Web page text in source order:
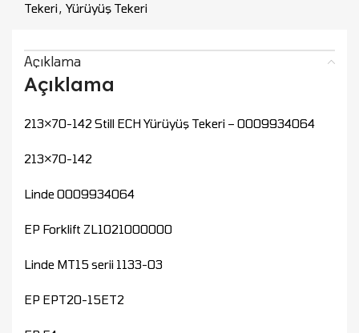
Tekeri, Yürüyüş Tekeri
Açıklama
Açıklama
213×70-142 Still ECH Yürüyüş Tekeri – 0009934064
213×70-142
Linde 0009934064
EP Forklift ZL1021000000
Linde MT15 serii 1133-03
EP EPT20-15ET2